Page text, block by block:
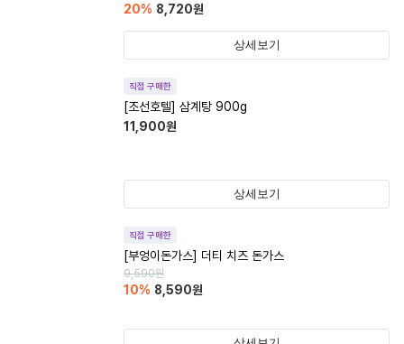
20% 8,720원
상세보기
직접 구매한
[조선호텔] 삼계탕 900g
11,900원
상세보기
직접 구매한
[부엉이돈가스] 더티 치즈 돈가스
9,590원
10% 8,590원